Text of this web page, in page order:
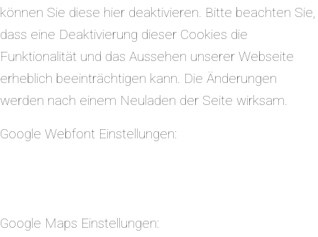
können Sie diese hier deaktivieren. Bitte beachten Sie,
dass eine Deaktivierung dieser Cookies die
Funktionalität und das Aussehen unserer Webseite
erheblich beeinträchtigen kann. Die Änderungen
werden nach einem Neuladen der Seite wirksam.
Google Webfont Einstellungen:
Google Maps Einstellungen: